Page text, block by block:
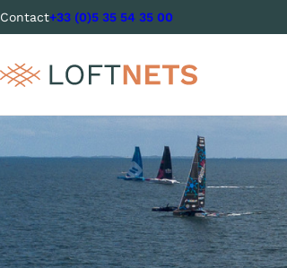
Contact+33 (0)5 35 54 35 00